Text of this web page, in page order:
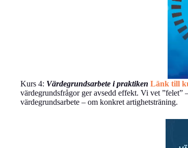
Kurs 4: Värdegrundsarbete i praktiken Länk till
värdegrundsfrågor ger avsedd effekt. Vi vet ”felet”
värdegrundsarbete – om konkret artighetsträning.